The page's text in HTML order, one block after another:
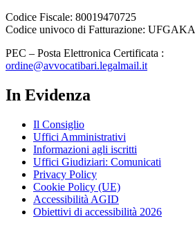
Codice Fiscale: 80019470725
Codice univoco di Fatturazione: UFGAKA
PEC – Posta Elettronica Certificata :
ordine@avvocatibari.legalmail.it
In Evidenza
Il Consiglio
Uffici Amministrativi
Informazioni agli iscritti
Uffici Giudiziari: Comunicati
Privacy Policy
Cookie Policy (UE)
Accessibilità AGID
Obiettivi di accessibilità 2026